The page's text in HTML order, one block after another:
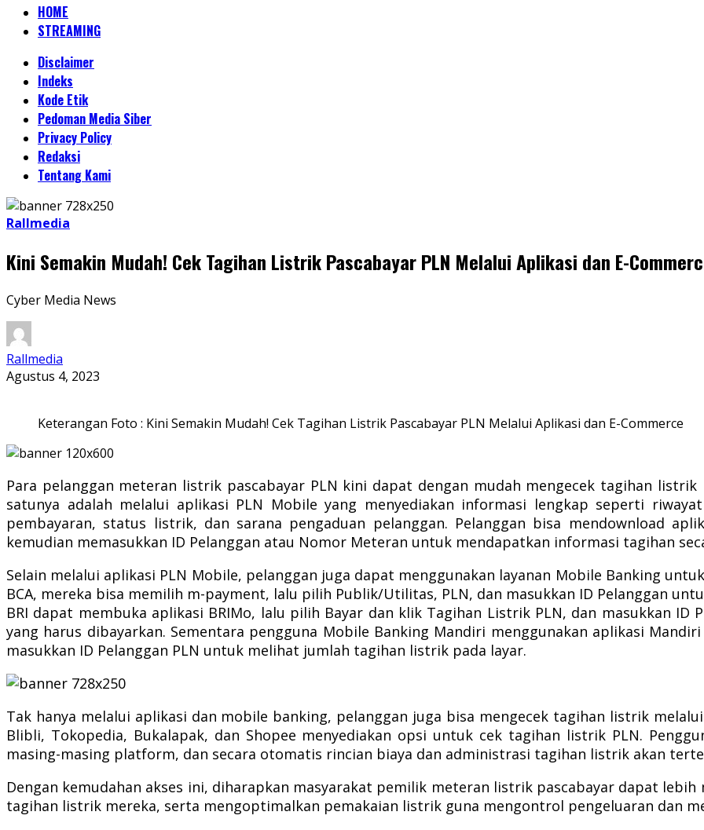
HOME
STREAMING
Disclaimer
Indeks
Kode Etik
Pedoman Media Siber
Privacy Policy
Redaksi
Tentang Kami
Rallmedia
Kini Semakin Mudah! Cek Tagihan Listrik Pascabayar PLN Melalui Aplikasi dan E-
Cyber Media News
Rallmedia
Agustus 4, 2023
Keterangan Foto : Kini Semakin Mudah! Cek Tagihan Listrik Pascabayar PLN Melalui Aplikasi dan E-Commerce
Para pelanggan meteran listrik pascabayar PLN kini dapat dengan mudah mengecek tagihan
satunya adalah melalui aplikasi PLN Mobile yang menyediakan informasi lengkap seperti
pembayaran, status listrik, dan sarana pengaduan pelanggan. Pelanggan bisa mendownload
kemudian memasukkan ID Pelanggan atau Nomor Meteran untuk mendapatkan informasi tagihan
Selain melalui aplikasi PLN Mobile, pelanggan juga dapat menggunakan layanan Mobile Banking
BCA, mereka bisa memilih m-payment, lalu pilih Publik/Utilitas, PLN, dan masukkan ID Pelanggan
BRI dapat membuka aplikasi BRIMo, lalu pilih Bayar dan klik Tagihan Listrik PLN, dan masukkan
yang harus dibayarkan. Sementara pengguna Mobile Banking Mandiri menggunakan aplikasi
masukkan ID Pelanggan PLN untuk melihat jumlah tagihan listrik pada layar.
Tak hanya melalui aplikasi dan mobile banking, pelanggan juga bisa mengecek tagihan listrik
Blibli, Tokopedia, Bukalapak, dan Shopee menyediakan opsi untuk cek tagihan listrik PLN.
masing-masing platform, dan secara otomatis rincian biaya dan administrasi tagihan listrik akan
Dengan kemudahan akses ini, diharapkan masyarakat pemilik meteran listrik pascabayar dapat
tagihan listrik mereka, serta mengoptimalkan pemakaian listrik guna mengontrol pengeluaran dan